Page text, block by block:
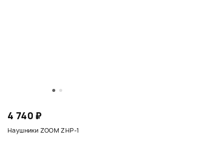
4 740 ₽
Наушники ZOOM ZHP-1